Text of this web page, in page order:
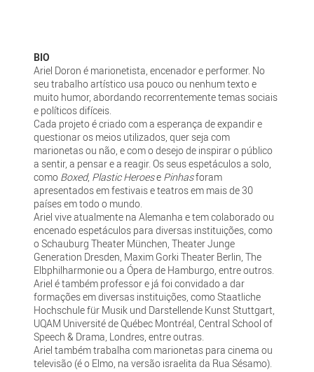
BIO
Ariel Doron é marionetista, encenador e performer. No
seu trabalho artístico usa pouco ou nenhum texto e
muito humor, abordando recorrentemente temas sociais
e políticos difíceis.
Cada projeto é criado com a esperança de expandir e
questionar os meios utilizados, quer seja com
marionetas ou não, e com o desejo de inspirar o público
a sentir, a pensar e a reagir. Os seus espetáculos a solo,
como Boxed, Plastic Heroese Pinhasforam
apresentados em festivais e teatros em mais de 30
países em todo o mundo.
Ariel vive atualmente na Alemanha e tem colaborado ou
encenado espetáculos para diversas instituições, como
o Schauburg Theater München, Theater Junge
Generation Dresden, Maxim Gorki Theater Berlin, The
Elbphilharmonie ou a Ópera de Hamburgo, entre outros.
Ariel é também professor e já foi convidado a dar
formações em diversas instituições, como Staatliche
Hochschule für Musik und Darstellende Kunst Stuttgart,
UQAM Université de Québec Montréal, Central School of
Speech & Drama, Londres, entre outras.
Ariel também trabalha com marionetas para cinema ou
televisão (é o Elmo, na versão israelita da Rua Sésamo).